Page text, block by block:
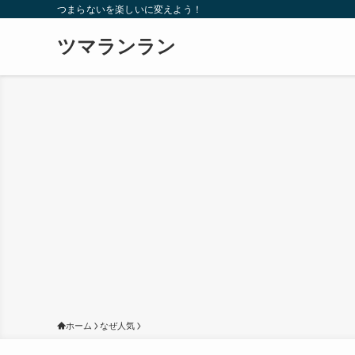
つまらないを楽しいに変えよう！
ツマランラン
ホーム なぜ人気